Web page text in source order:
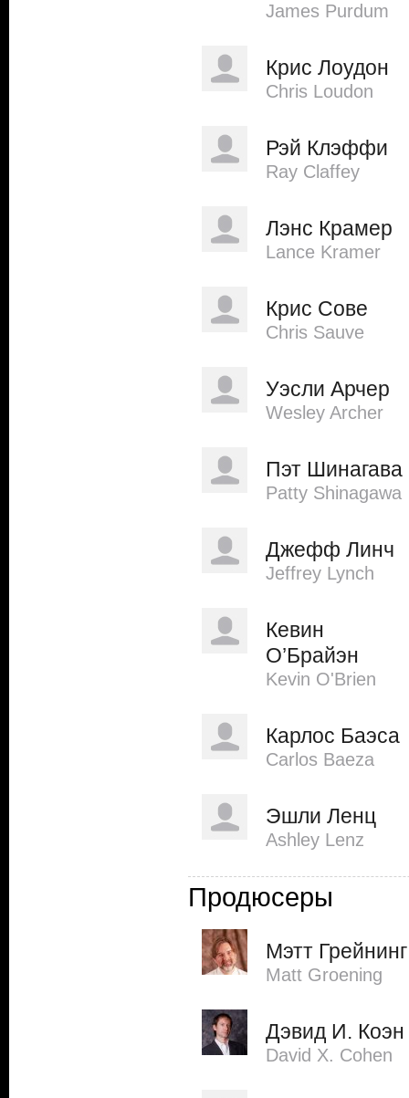
James Purdum
Крис Лоудон
Chris Loudon
Рэй Клэффи
Ray Claffey
Лэнс Крамер
Lance Kramer
Крис Сове
Chris Sauve
Уэсли Арчер
Wesley Archer
Пэт Шинагава
Patty Shinagawa
Джефф Линч
Jeffrey Lynch
Кевин
О’Брайэн
Kevin O'Brien
Карлос Баэса
Carlos Baeza
Эшли Ленц
Ashley Lenz
Продюсеры
Мэтт Грейнинг
Matt Groening
Дэвид И. Коэн
David X. Cohen